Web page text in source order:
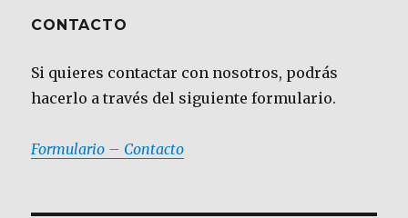
CONTACTO
Si quieres contactar con nosotros, podrás
hacerlo a través del siguiente formulario.
Formulario – Contacto